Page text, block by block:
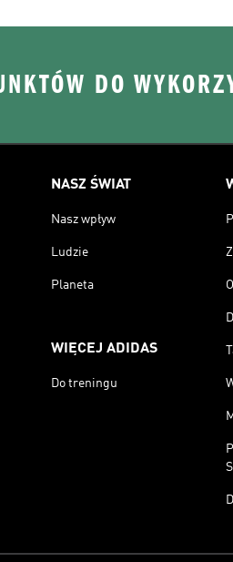
DO
NASZ ŚWIAT
Nasz wpływ
Ludzie
Planeta
WIĘCEJ ADIDAS
Do treningu